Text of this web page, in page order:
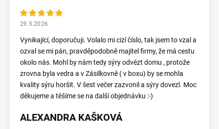
29.5.2026
Vynikající, doporučuji. Volalo mi cizí číslo, tak jsem to vzal a
ozval se mi pán, pravděpodobně majitel firmy, že má cestu
okolo nás. Mohl by nám tedy sýry odvézt domu , protože
zrovna byla vedra a v Zásilkovně ( v boxu) by se mohla
kvality sýru horšit. V šest večer zazvonil a sýry dovezl. Moc
děkujeme a těšíme se na další objednávku :-)
ALEXANDRA KAŠKOVÁ